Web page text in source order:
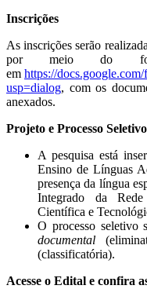
Inscrições
As inscrições serão
por meio do
em https://
usp=dialog, com os
anexados.
Projeto e Processo Seletivo
A pesquisa está
Ensino de Línguas
presença da língua
Integrado da
Científica e
O processo seletivo
documental
(classificatória).
Acesse o Edital e confira